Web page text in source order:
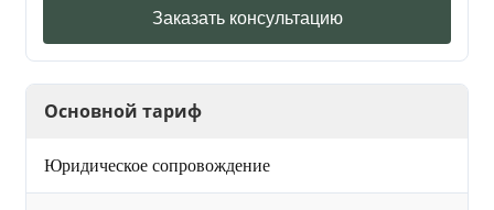
Заказать консультацию
Основной тариф
Юридическое сопровождение